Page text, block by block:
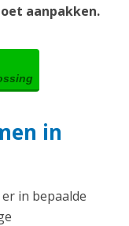
aanpakken.
in
in bepaalde